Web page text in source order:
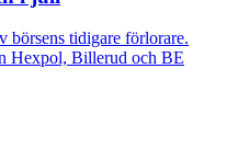
börsens tidigare förlorare.
Hexpol, Billerud och BE